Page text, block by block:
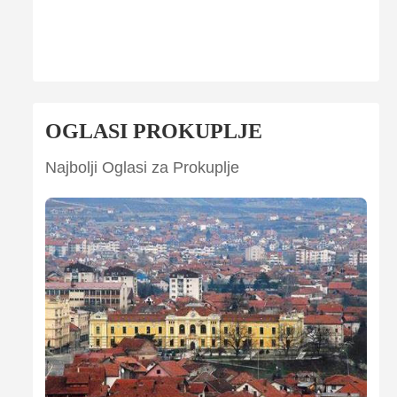
OGLASI PROKUPLJE
Najbolji Oglasi za Prokuplje